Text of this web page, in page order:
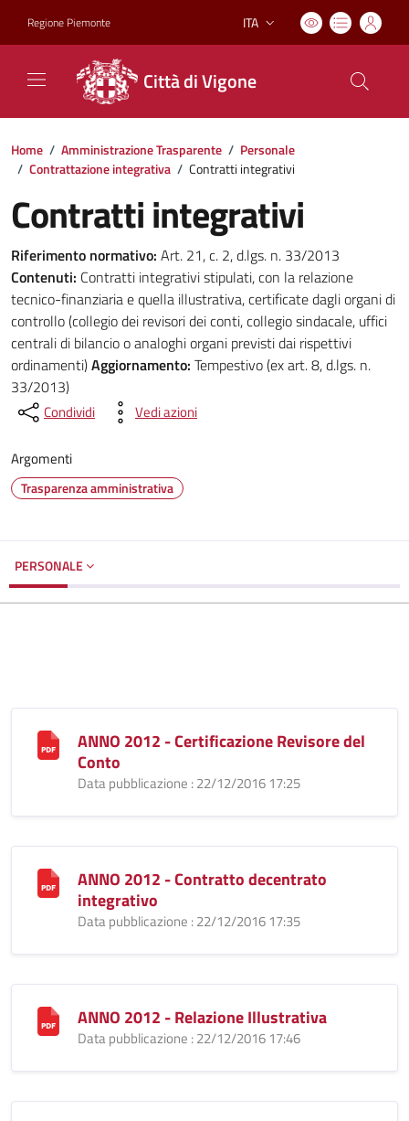
Regione Piemonte Lingua attiva:
ITA
Città di Vigone
Home / Amministrazione Trasparente / Personale
/ Contrattazione integrativa / Contratti integrativi
Contratti integrativi
Riferimento normativo: Art. 21, c. 2, d.lgs. n. 33/2013
Contenuti: Contratti integrativi stipulati, con la relazione
tecnico-finanziaria e quella illustrativa, certificate dagli organi di
controllo (collegio dei revisori dei conti, collegio sindacale, uffici
centrali di bilancio o analoghi organi previsti dai rispettivi
ordinamenti)Aggiornamento: Tempestivo (ex art. 8, d.lgs. n.
33/2013)
Condividi Vedi azioni
Argomenti
Trasparenza amministrativa
PERSONALE
ANNO 2012 - Certificazione Revisore del
Conto
Data pubblicazione : 22/12/2016 17:25
ANNO 2012 - Contratto decentrato
integrativo
Data pubblicazione : 22/12/2016 17:35
ANNO 2012 - Relazione Illustrativa
Data pubblicazione : 22/12/2016 17:46